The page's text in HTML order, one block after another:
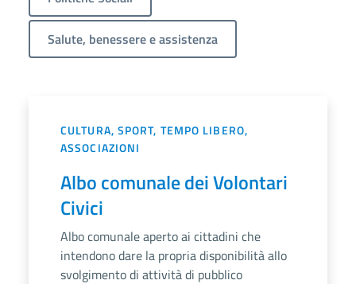
Salute, benessere e assistenza
CULTURA, SPORT, TEMPO LIBERO,
ASSOCIAZIONI
Albo comunale dei Volontari
Civici
Albo comunale aperto ai cittadini che
intendono dare la propria disponibilità allo
svolgimento di attività di pubblico